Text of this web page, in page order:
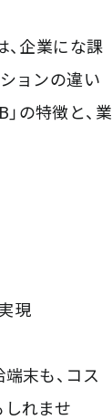
、企業にな課
ョンの違い
の特徴と、業
現
末も、コス
れませ